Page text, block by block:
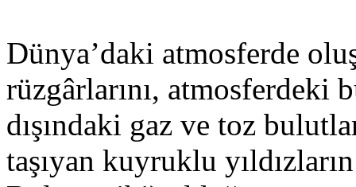
Dünya’daki atmosferde
rüzgârlarını, atmosferdeki
dışındaki gaz ve toz
taşıyan kuyruklu